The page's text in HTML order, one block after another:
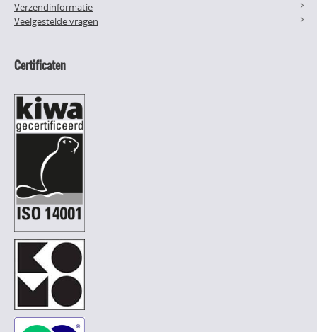
Verzendinformatie
Veelgestelde vragen
Certificaten